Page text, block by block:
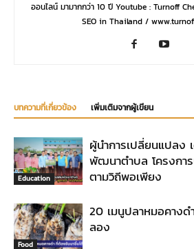
ออนไลน์ มามากกว่า 10 ปี Youtube : Turnoff
SEO in Thailand /
บทความที่เกี่ยวข้อง เพิ่มเติมจากผู้เขียน
Education
ผู้นำการเปลี่ยนแปลง
พัฒนาตำบล โครงกา
ตามวิถีพอเพียง
Food
20 เมนูปลาหมอคาง
ลอง